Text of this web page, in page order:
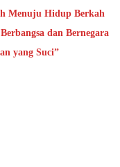
Menuju Hidup Berkah
dan Bernegara
yang Suci”